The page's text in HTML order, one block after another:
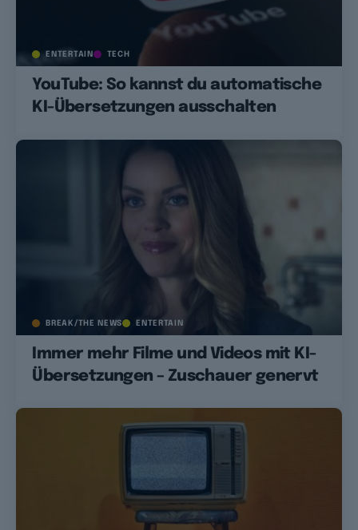
ENTERTAIN TECH
YouTube: So kannst du automatische
KI-Übersetzungen ausschalten
BREAK/THE NEWS ENTERTAIN
Immer mehr Filme und Videos mit KI-
Übersetzungen – Zuschauer genervt